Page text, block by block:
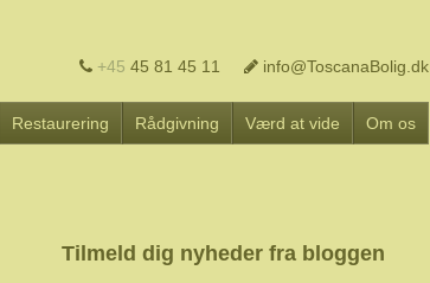
+45 45 81 45 11 info@ToscanaBolig.dk
Restaurering Rådgivning Værd at vide Om os
Tilmeld dig nyheder fra bloggen